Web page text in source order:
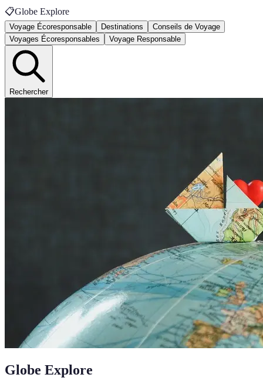
📋Globe Explore
Voyage Écoresponsable Destinations
Conseils de Voyage
Voyages Écoresponsables
Voyage Responsable
Rechercher
Globe Explore